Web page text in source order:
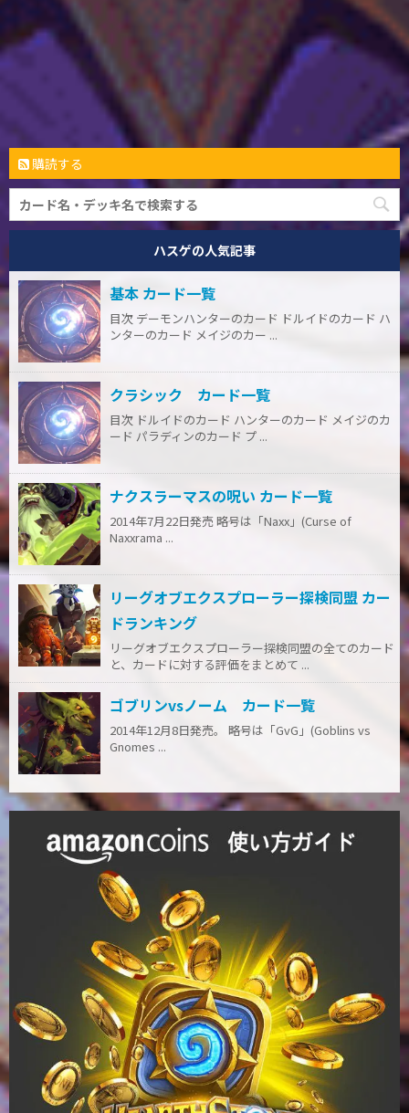
購読する
ハスゲの人気記事
基本 カード一覧
目次 デーモンハンターのカード ドルイドのカード ハ
ンターのカード メイジのカー ...
クラシック カード一覧
目次 ドルイドのカード ハンターのカード メイジのカ
ード パラディンのカード プ ...
ナクスラーマスの呪い カード一覧
2014年7月22日発売 略号は「Naxx」(Curse of
Naxxrama ...
リーグオブエクスプローラー探検同盟 カー
ドランキング
リーグオブエクスプローラー探検同盟の全てのカード
と、カードに対する評価をまとめて ...
ゴブリンvsノーム カード一覧
2014年12月8日発売。 略号は「GvG」(Goblins vs
Gnomes ...